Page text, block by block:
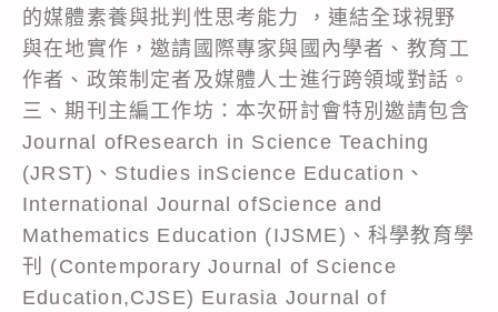
的媒體素養與批判性思考能力 ，連結全球視野
與在地實作，邀請國際專家與國內學者、教育工
作者、政策制定者及媒體人士進行跨領域對話。
三、期刊主編工作坊：本次研討會特別邀請包含
Journal ofResearch in Science Teaching
(JRST)、Studies inScience Education、
International Journal ofScience and
Mathematics Education (IJSME)、科學教育學
刊 (Contemporary Journal of Science
Education,CJSE) Eurasia Journal of